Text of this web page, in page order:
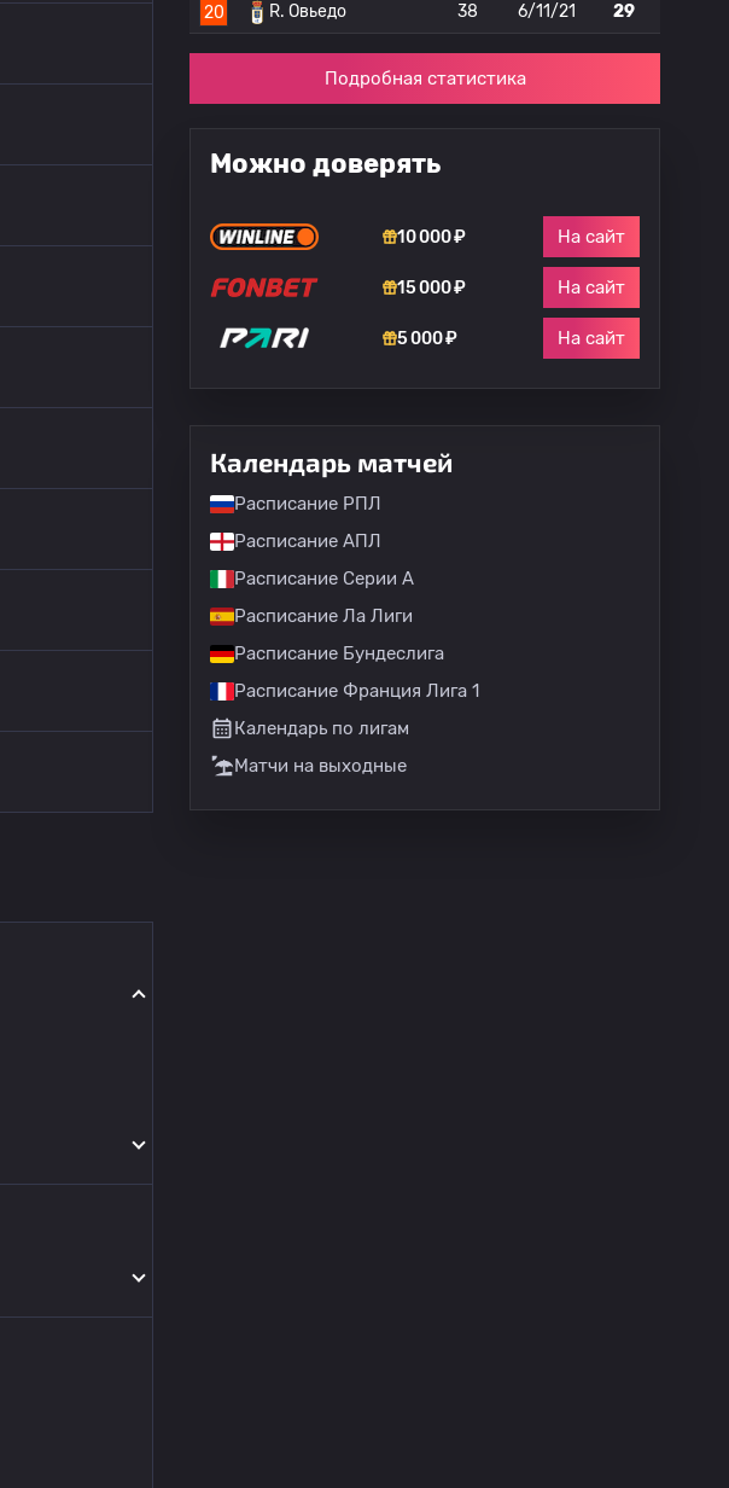
20 R. Овьедо 38 6/11/21 29
Подробная статистика
Можно доверять
10 000 ₽ На сайт
15 000 ₽ На сайт
5 000 ₽ На сайт
Календарь матчей
Расписание РПЛ
Расписание АПЛ
Расписание Серии А
Расписание Ла Лиги
Расписание Бундеслига
Расписание Франция Лига 1
Календарь по лигам
Матчи на выходные